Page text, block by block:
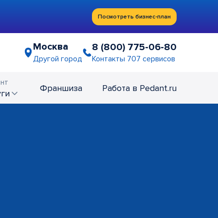
Посмотреть бизнес-план
Москва
Другой город
8 (800) 775-06-80
Контакты 707 сервисов
Франшиза Работа в Pedant.ru